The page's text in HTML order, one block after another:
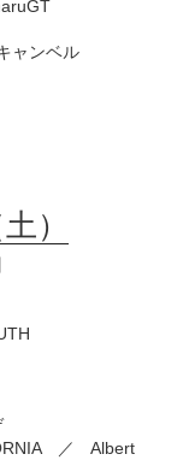
ンベル
）
／ Albert